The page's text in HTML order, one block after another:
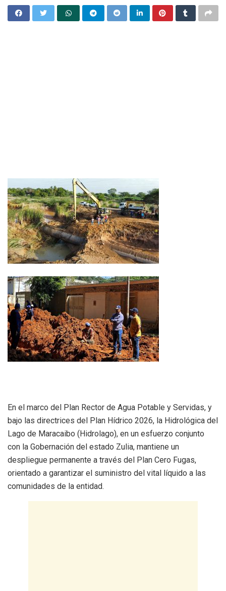
En el marco del Plan Rector de Agua Potable y Servidas, y
bajo las directrices del Plan Hídrico 2026, la Hidrológica del
Lago de Maracaibo (Hidrolago), en un esfuerzo conjunto
con la Gobernación del estado Zulia, mantiene un
despliegue permanente a través del Plan Cero Fugas,
orientado a garantizar el suministro del vital líquido a las
comunidades de la entidad.